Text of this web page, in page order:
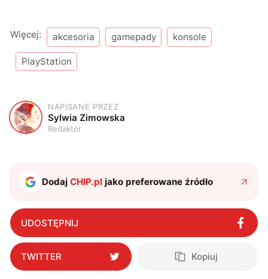
Więcej: akcesoria gamepady konsole
PlayStation
S
NAPISANE PRZEZ
Sylwia Zimowska
Redaktor
DodajCHIP.pl jako preferowane źródło
UDOSTĘPNIJ
TWITTER Kopiuj